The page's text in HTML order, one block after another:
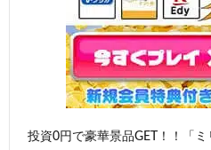
投資0円で豪華景品GET！！「